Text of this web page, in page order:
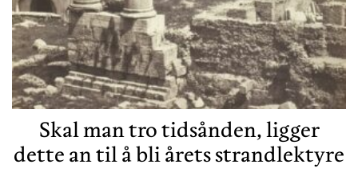
Skal man tro tidsånden, ligger
dette an til å bli årets strandlektyre